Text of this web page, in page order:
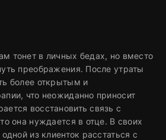
тонет в личных бедах, но вместо
преображения. После утраты
более открытым и
что неожиданно приносит
восстановить связь с
она нуждается в отце. В своих
из клиенток расстаться с